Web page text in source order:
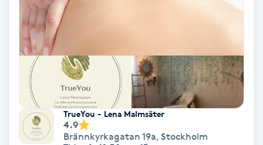
Coachning
Color correction
Cryoterapi
Damklippning
TrueYou - Lena Malmsäter
4.9
Brännkyrkagatan 19a, Stockholm